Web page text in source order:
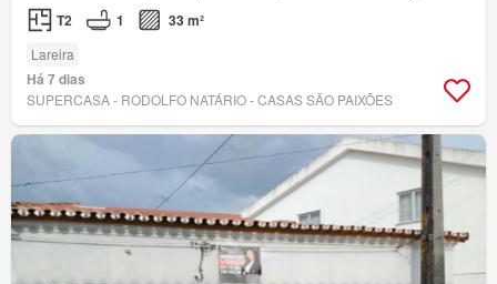
T2 1 33 m²
Lareira
Há 7 dias
SUPERCASA - RODOLFO NATÁRIO - CASAS SÃO PAIXÕES